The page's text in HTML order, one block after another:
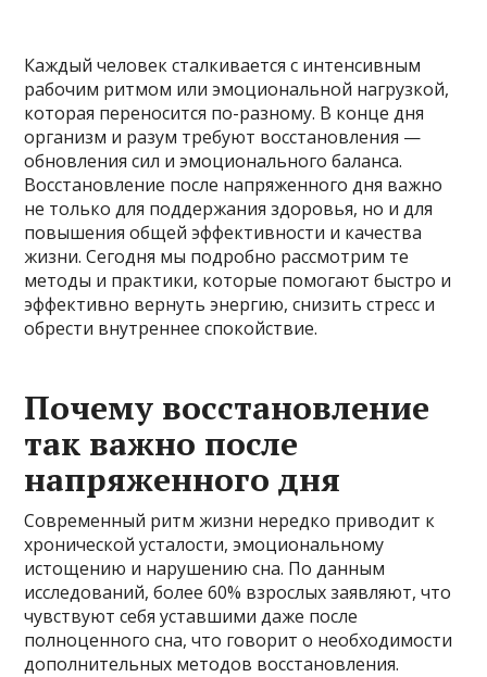
Каждый человек сталкивается с интенсивным
рабочим ритмом или эмоциональной нагрузкой,
которая переносится по-разному. В конце дня
организм и разум требуют восстановления —
обновления сил и эмоционального баланса.
Восстановление после напряженного дня важно
не только для поддержания здоровья, но и для
повышения общей эффективности и качества
жизни. Сегодня мы подробно рассмотрим те
методы и практики, которые помогают быстро и
эффективно вернуть энергию, снизить стресс и
обрести внутреннее спокойствие.
Почему восстановление
так важно после
напряженного дня
Современный ритм жизни нередко приводит к
хронической усталости, эмоциональному
истощению и нарушению сна. По данным
исследований, более 60% взрослых заявляют, что
чувствуют себя уставшими даже после
полноценного сна, что говорит о необходимости
дополнительных методов восстановления.